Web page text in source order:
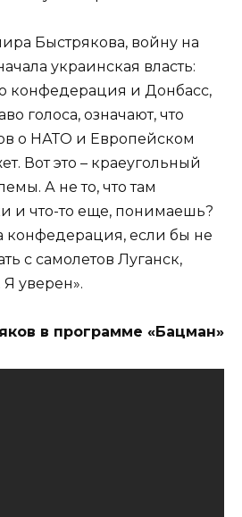
Быстрякова, войну на
украинская власть:
конфедерация и Донбасс,
голоса, означают, что
о НАТО и Европейском
Вот это – краеугольный
А не то, что там
и что-то еще, понимаешь?
конфедерация, если бы не
с самолетов Луганск,
уверен».
в программе «Бацман»